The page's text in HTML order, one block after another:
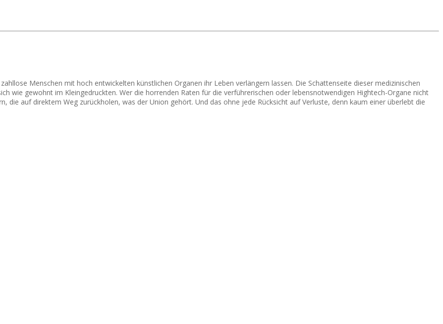
Menschen mit hoch entwickelten künstlichen Organen ihr Leben verlängern lassen. Die Schattenseite dieser medizinischen
wie gewohnt im Kleingedruckten. Wer die horrenden Raten für die verführerischen oder lebensnotwendigen Hightech-Organe nicht
die auf direktem Weg zurückholen, was der Union gehört. Und das ohne jede Rücksicht auf Verluste, denn kaum einer überlebt die